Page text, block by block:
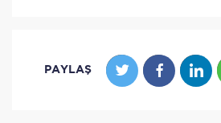
PAYLAŞ